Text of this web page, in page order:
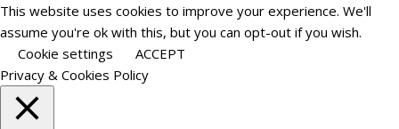
This website uses cookies to improve your experience. We'll
assume you're ok with this, but you can opt-out if you wish.
Cookie settings
ACCEPT
Privacy & Cookies Policy